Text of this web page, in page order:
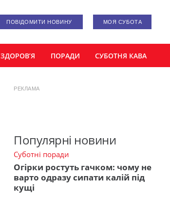
ПОВІДОМИТИ НОВИНУ МОЯ СУБОТА
ЗДОРОВ’Я ПОРАДИ СУБОТНЯ КАВА
РЕКЛАМА
Популярні новини
Суботні поради
Огірки ростуть гачком: чому не
варто одразу сипати калій під
кущі